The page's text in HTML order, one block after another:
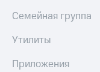
Семейная группа
Утилиты
Приложения